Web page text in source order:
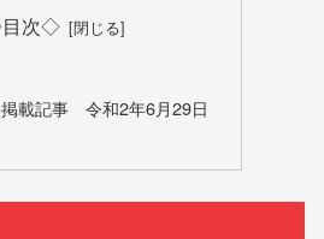
次◇
掲載記事 令和2年6月29日